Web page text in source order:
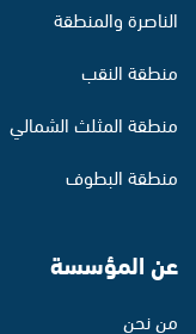
الناصرة والمنطقة
منطقة النقب
منطقة المثلث الشمالي
منطقة البطوف
عن المؤسسة
من نحن